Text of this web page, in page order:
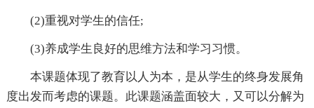
(2)重视对学生的信任;
(3)养成学生良好的思维方法和学习习惯。
本课题体现了教育以人为本，是从学生的终身发展角
度出发而考虑的课题。此课题涵盖面较大，又可以分解为